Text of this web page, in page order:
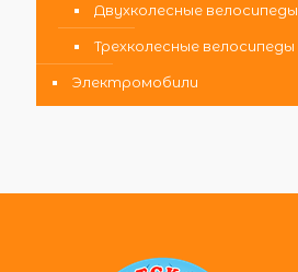
Двухколесные велосипеды
Трехколесные велосипеды
Электромобили